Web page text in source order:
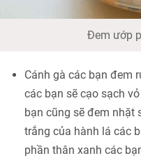
Đem ướp
Cánh gà các bạn đem
các bạn sẽ cạo sạch
bạn cũng sẽ đem nhặt
trắng của hành lá các
phần thân xanh các